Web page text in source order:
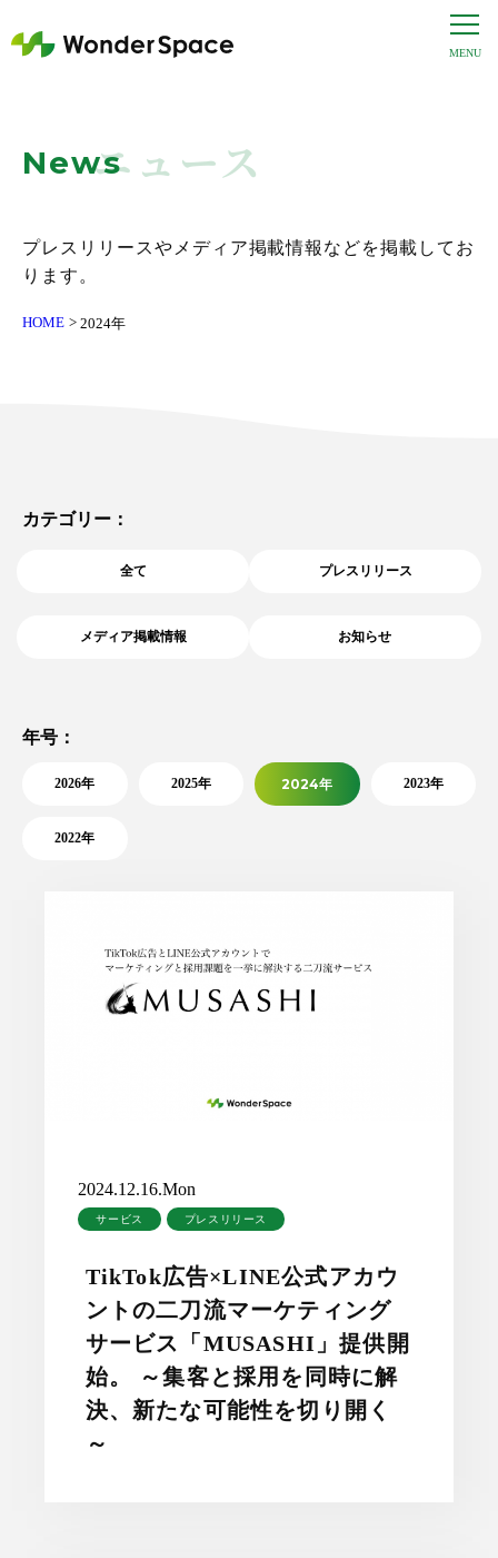
Newsニュース
プレスリリースやメディア掲載情報などを掲載してお
ります。
HOME 2024年
カテゴリー：
全て プレスリリース
セミナー サービス
メディア掲載情報 お知らせ
年号：
2026年 2025年 2024年 2023年
2022年
2024.12.16.Mon
サービス プレスリリース
TikTok広告×LINE公式アカウ
ントの二刀流マーケティング
サービス「MUSASHI」提供開
始。 ～集客と採用を同時に解
決、新たな可能性を切り開く
～